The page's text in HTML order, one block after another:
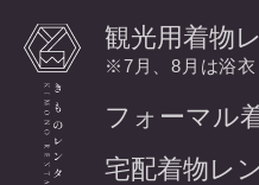
観光用着物
※7月、8月は浴衣
フォーマル
宅配着物レ